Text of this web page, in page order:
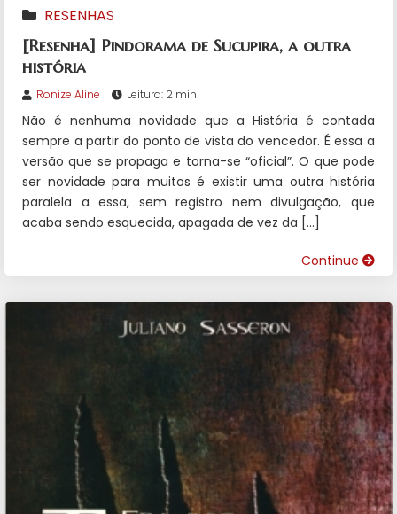
RESENHAS
[Resenha] Pindorama de Sucupira, a outra
história
Ronize Aline Leitura: 2 min
Não é nenhuma novidade que a História é contada
sempre a partir do ponto de vista do vencedor. É essa a
versão que se propaga e torna-se “oficial”. O que pode
ser novidade para muitos é existir uma outra história
paralela a essa, sem registro nem divulgação, que
acaba sendo esquecida, apagada de vez da […]
Continue